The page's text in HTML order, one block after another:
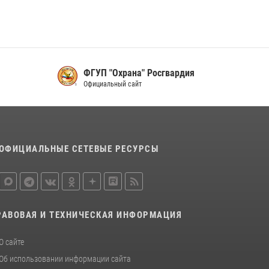
знаковыми участниками празднования 70-
летия города
21 июля 2026, 01:41 7
ФГУП "Охрана" Росгвардия
Официальный сайт
СЕТЕВЫЕ РЕСУРСЫ
И ТЕХНИЧЕСКАЯ ИНФОРМАЦИЯ
О сайте
Об использовании информации сайта